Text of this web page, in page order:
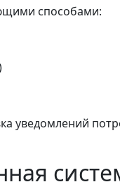
способами:
уведомлений